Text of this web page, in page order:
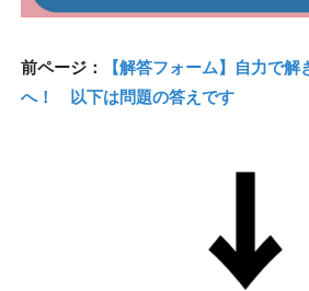
前ページ：
【解答フォーム】自力で
へ！ 以下は問題の答えです